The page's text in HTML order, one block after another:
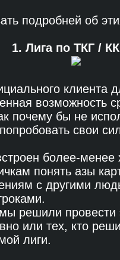
подробней об
1. Лига по ТКГ /
клиента
возможность
почему бы не
свои
более-менее
понять азы
с другими
решили провести
или тех, кто
лиги.